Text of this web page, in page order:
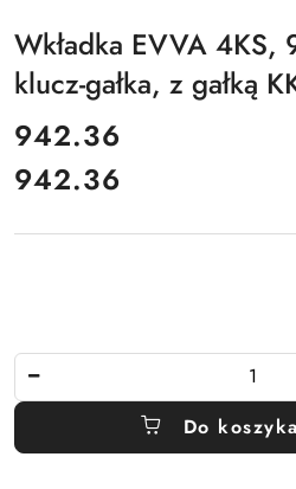
Wkładka EVVA 4KS,
klucz-gałka, z gałką
cena:
942.36
Cena:
942.36
Do koszyka